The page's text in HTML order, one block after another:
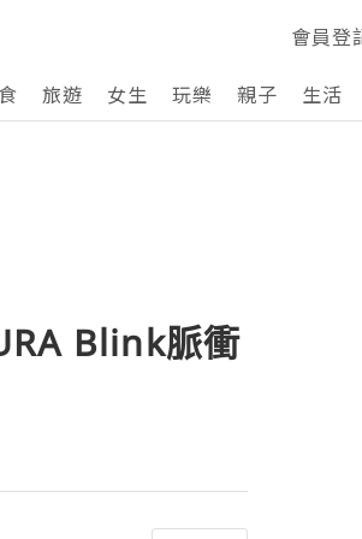
會員登
旅遊 女生 玩樂 親子 生活
Blink脈衝